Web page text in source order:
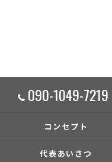
090-1049-7219
コンセプト
代表あいさつ